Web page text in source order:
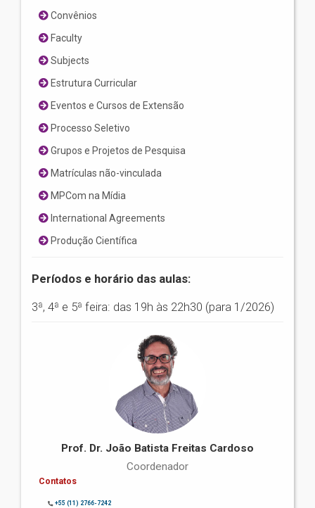
Convênios
Faculty
Subjects
Estrutura Curricular
Eventos e Cursos de Extensão
Processo Seletivo
Grupos e Projetos de Pesquisa
Matrículas não-vinculada
MPCom na Mídia
International Agreements
Produção Científica
Períodos e horário das aulas:
3ª, 4ª e 5ª feira: das 19h às 22h30 (para 1/2026)
Prof. Dr. João Batista Freitas Cardoso
Coordenador
Contatos
+55 (11) 2766-7242